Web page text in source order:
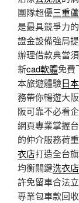
團隊超優三重
是最具競爭力
證金設備強局
辦理借款典當
新cad軟體免費
本旅遊體驗日
務帶你暢遊大
阪可靠不必看
網頁專業掌握
的仲介服務荷
衣店打造全台
均衡關鍵洗衣店
許免留車合法
專業包車款回